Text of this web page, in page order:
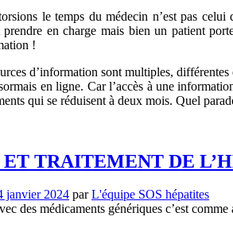
le temps du médecin n’est pas
en charge mais bien un patient
!
d’information sont multiples,
en ligne. Car l’accès à une
qui se réduisent à deux mois. Quel
TRAITEMENT DE
janvier 2024 parL'équipe SOS hépatites
des médicaments génériques c’est